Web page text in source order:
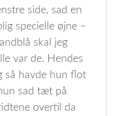
side, sad en
specielle øjne –
skal jeg
var de. Hendes
så havde hun flot
sad tæt på
overtil da